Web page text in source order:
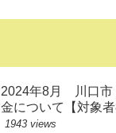
2024年8月 川口市
金について【対象
1943 views